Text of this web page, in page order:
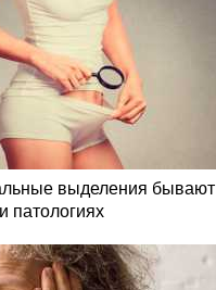
выделения бывают
патологиях